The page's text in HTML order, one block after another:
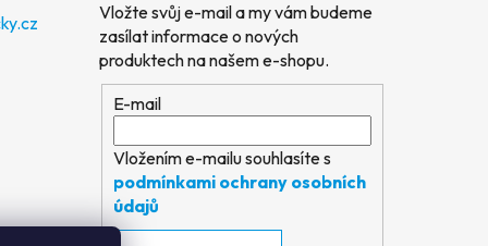
Vložte svůj e-mail a my vám budeme
zasílat informace o nových
produktech na našem e-shopu.
E-mail
Vložením e-mailu souhlasíte s
podmínkami ochrany osobních
údajů